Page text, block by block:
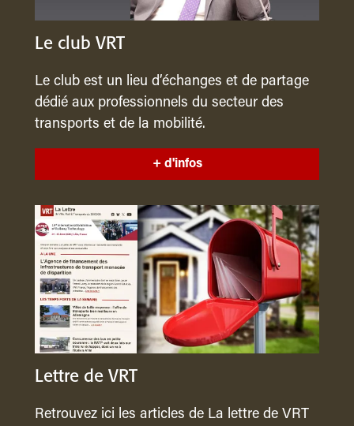
Le club VRT
Le club est un lieu d’échanges et de partage
dédié aux professionnels du secteur des
transports et de la mobilité.
+ d'infos
Lettre de VRT
Retrouvez ici les articles de La lettre de VRT